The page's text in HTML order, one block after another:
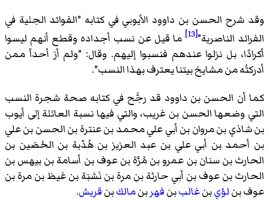
وقد شرح الحسن بن داوود الأيوبي في كتابه "الفوائد الجلية في
الفرائد الناصرية"[13]
ما قيل عن نسب أجداده وقطع أنهم ليسوا
أكرادًا، بل نزلوا عندهم فنسبوا إليهم. وقال: "ولم أرَ أحداً ممن
أدركتُه من مشايخ بيتنا يعترف بهذا النسب".
كما أن الحسن بن داوود قد رجَّح في كتابه صحة شجرة النسب
التي وضعها الحسن بن غريب، والتي فيها نسبة العائلة إلى أيوب
بن شاذي بن مروان بن أبي علي محمد بن عنترة بن الحسن بن علي
بن أحمد بن أبي علي بن عبد العزيز بن هُدْبة بن الحُصَين بن
الحارث بن سنان بن عمرو بن مُرَّة بن عوف بن أسامة بن بيهس بن
الحارث بن عوف بن أبي حارثة بن مرة بن نَشبَة بن غيظ بن مرة بن
عوف بنلؤيبنغالببنفهربنمالكبنقريش.